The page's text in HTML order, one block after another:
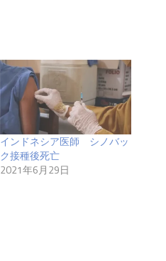
インドネシア医師 シノバッ
ク接種後死亡
2021年6月29日